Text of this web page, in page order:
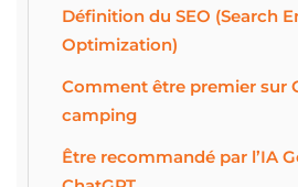
Définition du SEO (Search
Optimization)
Comment être premier sur
camping
Être recommandé par l’IA